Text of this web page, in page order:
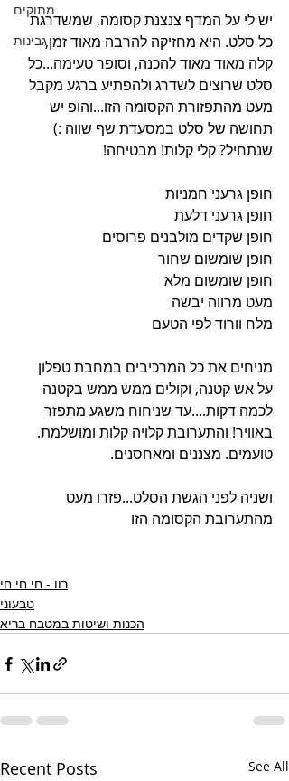
מתוקים
גבינות
יש לי על המדף צנצנת קסומה, שמשדרגת
כל סלט. היא מחזיקה להרבה מאוד זמן,
קלה מאוד מאוד להכנה, וסופר טעימה...כל
סלט שרוצים לשדרג ולהפתיע ברגע מקבל
מעט מהתפזורת הקסומה הזו...והופ יש
תחושה של סלט במסעדת שף שווה :)
שנתחיל? קלי קלות! מבטיחה!
חופן גרעני חמניות
חופן גרעני דלעת
חופן שקדים מולבנים פרוסים
חופן שומשום שחור
חופן שומשום מלא
מעט מרווה יבשה
מלח וורוד לפי הטעם
מניחים את כל המרכיבים במחבת טפלון
על אש קטנה, וקולים ממש ממש בקטנה
לכמה דקות....עד שניחוח משגע מתפזר
באוויר! והתערובת קלויה קלות ומושלמת.
טועמים. מצננים ומאחסנים.
ושניה לפני הגשת הסלט...פזרו מעט
מהתערובת הקסומה הזו
רוו - חי חי חי
טבעוני
הכנות ושיטות במטבח בריא
Recent Posts See All